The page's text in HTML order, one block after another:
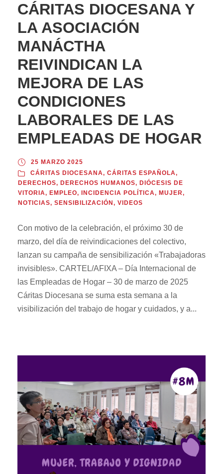
CÁRITAS DIOCESANA Y
LA ASOCIACIÓN
MANÁCTHA
REIVINDICAN LA
MEJORA DE LAS
CONDICIONES
LABORALES DE LAS
EMPLEADAS DE HOGAR
25 MARZO 2025
CÁRITAS DIOCESANA, CÁRITAS ESPAÑOLA,
DERECHOS, DERECHOS HUMANOS, DIÓCESIS DE
VITORIA, EMPLEO, INCIDENCIA POLÍTICA, MUJER,
NOTICIAS, SENSIBILIZACIÓN , VIDEOS
Con motivo de la celebración, el próximo 30 de
marzo, del día de reivindicaciones del colectivo,
lanzan su campaña de sensibilización «Trabajadoras
invisibles». CARTEL/AFIXA – Día Internacional de
las Empleadas de Hogar – 30 de marzo de 2025
Cáritas Diocesana se suma esta semana a la
visibilización del trabajo de hogar y cuidados, y a...